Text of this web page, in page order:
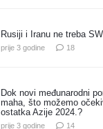
Rusiji i Iranu ne treba
prije 3 godine 18
Dok novi međunarodni
maha, što možemo
ostatka Azije 2024.?
prije 3 godine 14